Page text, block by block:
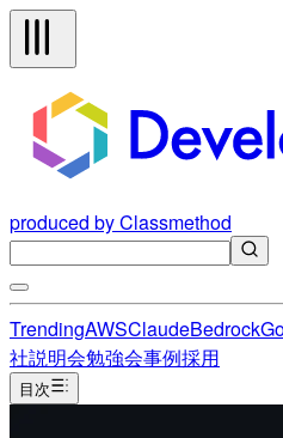
produced by Classmethod
TrendingAWSClaudeBedrock
社説明会勉強会事例採用
目次